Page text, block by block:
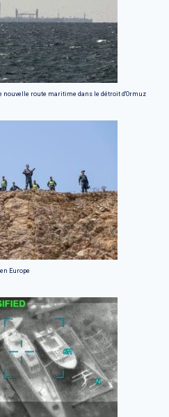
nouvelle route maritime dans le détroit d'Ormuz
Europe